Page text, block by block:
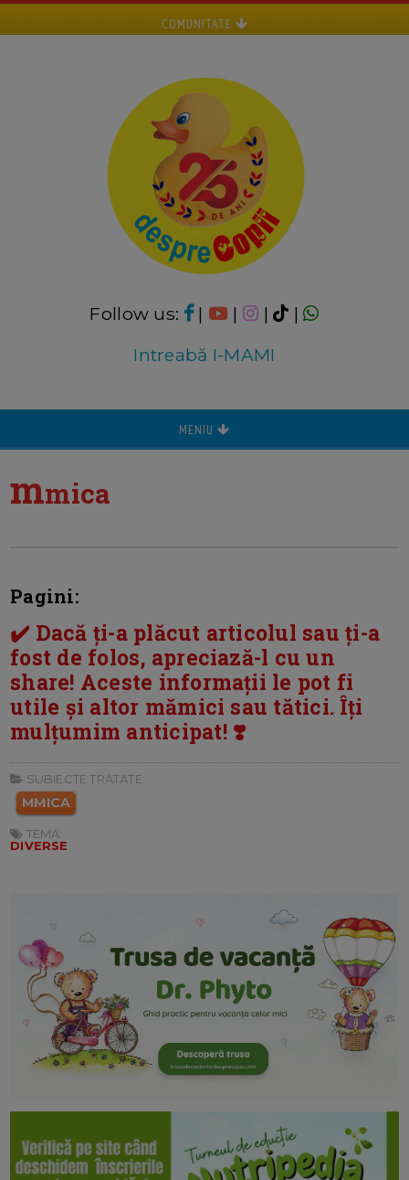
COMUNITATE
Follow us: | | |
|
Intreabă I-MAMI
MENIU
mmica
Pagini:
✔️ Dacă ți-a plăcut articolul sau ți-a
fost de folos, apreciază-l cu un
share! Aceste informații le pot fi
utile și altor mămici sau tătici. Îți
mulțumim anticipat! ❣️
SUBIECTE TRATATE:
MMICA
TEMA:
DIVERSE